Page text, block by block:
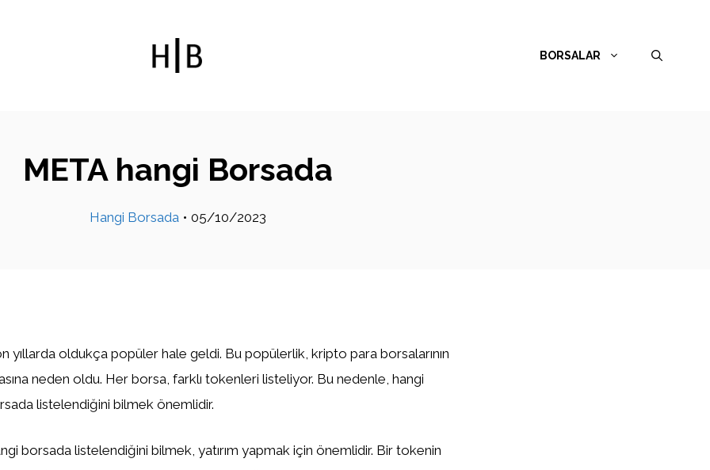
BORSALAR
META hangi Borsada
Hangi Borsada • 05/10/2023
yıllarda oldukça popüler hale geldi. Bu popülerlik, kripto para borsalarının
neden oldu. Her borsa, farklı tokenleri listeliyor. Bu nedenle, hangi
listelendiğini bilmek önemlidir.
borsada listelendiğini bilmek, yatırım yapmak için önemlidir. Bir tokenin